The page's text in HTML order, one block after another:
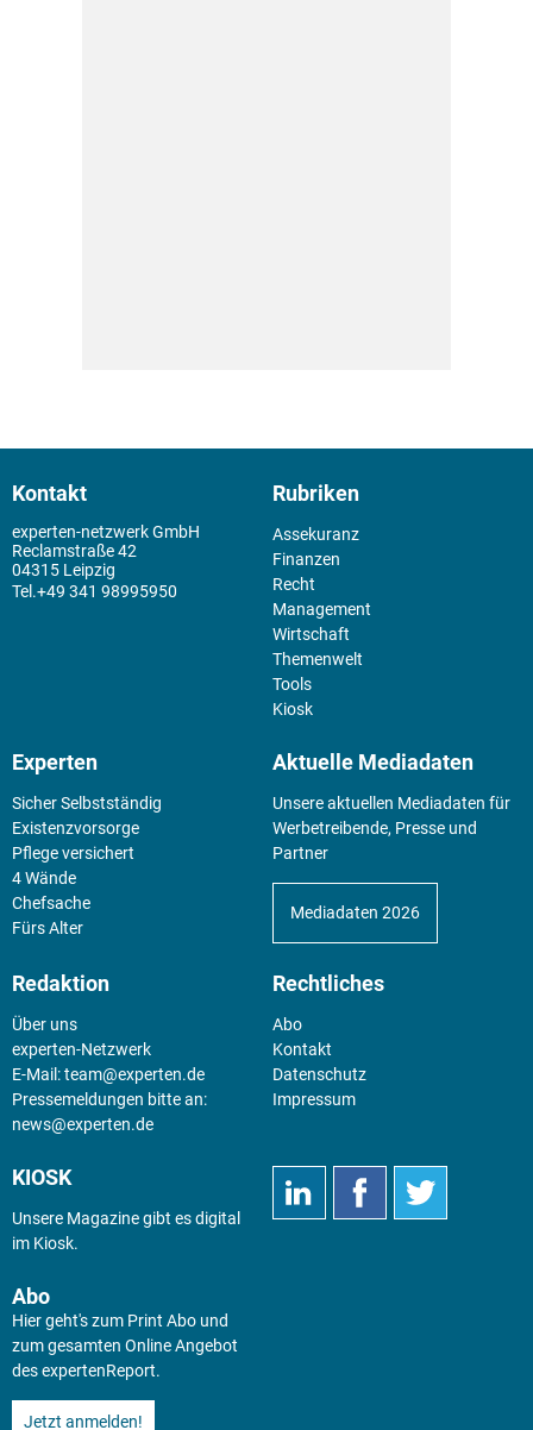
Kontakt
experten-netzwerk GmbH
Reclamstraße 42
04315 Leipzig
+49 341 98995950
Rubriken
Assekuranz
Finanzen
Recht
Management
Wirtschaft
Themenwelt
Tools
Kiosk
Experten
Sicher Selbstständig
Existenz­vorsorge
Pflege versichert
4 Wände
Chefsache
Fürs Alter
Aktuelle Mediadaten
Unsere aktuellen Mediadaten für
Werbetreibende, Presse und
Partner
Mediadaten 2026
Redaktion
Über uns
experten-Netzwerk
E-Mail:team@experten.de
Pressemeldungen bitte an:
news@experten.de
Rechtliches
Abo
Kontakt
Datenschutz
Impressum
KIOSK
Unsere Magazine gibt es digital
im Kiosk.
Abo
Hier geht's zum Print Abo und
zum gesamten Online Angebot
des expertenReport.
Jetzt anmelden!